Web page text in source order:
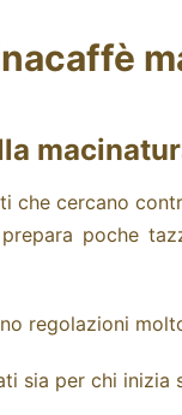
cercano
poche
regolazioni
sia per chi